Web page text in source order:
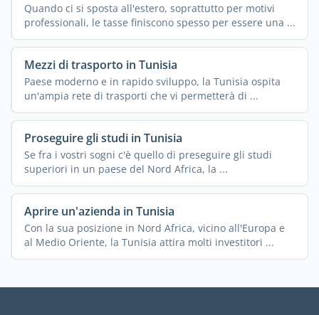
Quando ci si sposta all'estero, soprattutto per motivi
professionali, le tasse finiscono spesso per essere una ...
Mezzi di trasporto in Tunisia
Paese moderno e in rapido sviluppo, la Tunisia ospita
un'ampia rete di trasporti che vi permetterà di ...
Proseguire gli studi in Tunisia
Se fra i vostri sogni c'è quello di preseguire gli studi
superiori in un paese del Nord Africa, la ...
Aprire un'azienda in Tunisia
Con la sua posizione in Nord Africa, vicino all'Europa e
al Medio Oriente, la Tunisia attira molti investitori ...